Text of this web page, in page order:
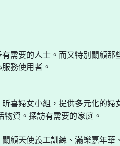
需要的人士。而又特別關顧那
務使用者。
喜婦女小組，提供多元化的婦
資。探訪有需要的家庭。
顧天使義工訓練、滿樂嘉年華